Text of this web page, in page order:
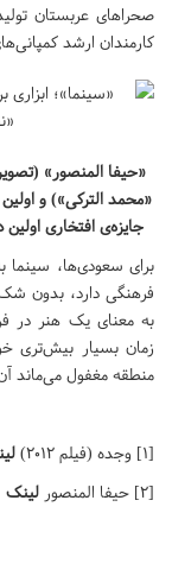
صحراهای عربستان
کارمندان ارشد
«حیفا المنصور»
«محمد الترکی») و
جایزه‌ی افتخاری
برای سعودی‌ها،
فرهنگی دارد، بدون
به معنای یک هنر در
زمان بسیار بیش‌تری
منطقه مغفول می‌ماند
[۱] وجده (فیلم ۲۰۱۲)
[۲] حیفا المنصور
لینک